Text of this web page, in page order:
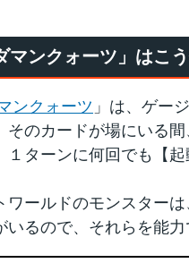
マンクォーツ」はこ
ンクォーツ 」は、ゲー
のカードが場にいる
ターンに何回でも【
ールドのモンスターは
るので、それらを能力